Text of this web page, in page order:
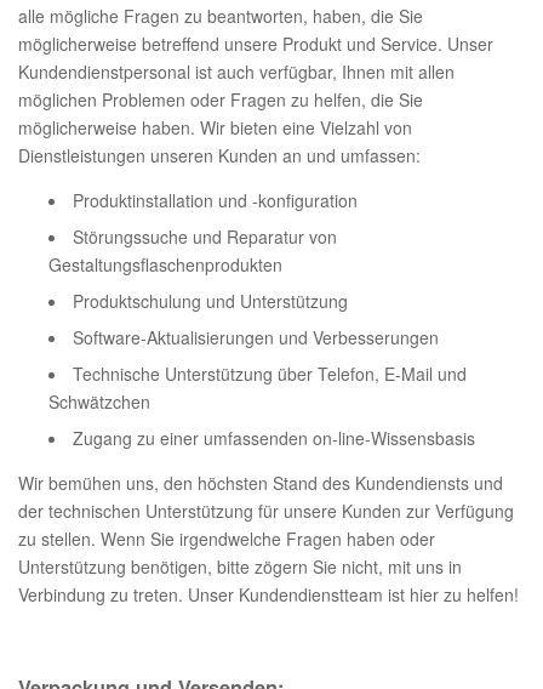
alle mögliche Fragen zu beantworten, haben, die Sie
möglicherweise betreffend unsere Produkt und Service. Unser
Kundendienstpersonal ist auch verfügbar, Ihnen mit allen
möglichen Problemen oder Fragen zu helfen, die Sie
möglicherweise haben. Wir bieten eine Vielzahl von
Dienstleistungen unseren Kunden an und umfassen:
Produktinstallation und -konfiguration
Störungssuche und Reparatur von
Gestaltungsflaschenprodukten
Produktschulung und Unterstützung
Software-Aktualisierungen und Verbesserungen
Technische Unterstützung über Telefon, E-Mail und
Schwätzchen
Zugang zu einer umfassenden on-line-Wissensbasis
Wir bemühen uns, den höchsten Stand des Kundendiensts und
der technischen Unterstützung für unsere Kunden zur Verfügung
zu stellen. Wenn Sie irgendwelche Fragen haben oder
Unterstützung benötigen, bitte zögern Sie nicht, mit uns in
Verbindung zu treten. Unser Kundendienstteam ist hier zu helfen!